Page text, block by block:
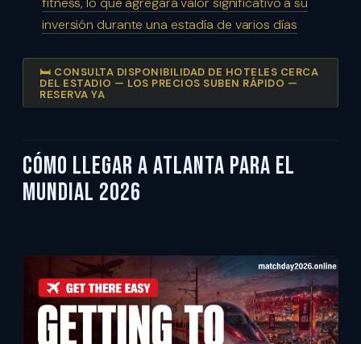
inversión durante una estadía de varios días
🛏️ CONSULTA DISPONIBILIDAD DE HOTELES CERCA
DEL ESTADIO — LOS PRECIOS SUBEN RÁPIDO —
RESERVA YA
Cómo Llegar a Atlanta para el
Mundial 2026